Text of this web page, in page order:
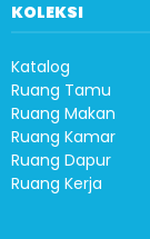
KOLEKSI
Katalog
Ruang Tamu
Ruang Makan
Ruang Kamar
Ruang Dapur
Ruang Kerja